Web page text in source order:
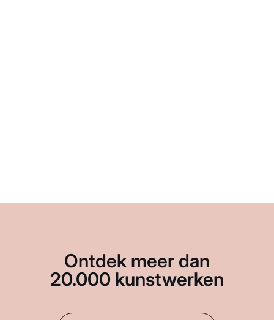
Ontdek meer dan
20.000 kunstwerken